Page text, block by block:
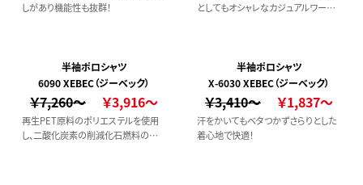
しがあり機能性も抜群！
としてもオシャレなカジュアルワーク
半袖ポロシャツ
6090 XEBEC（ジーベック）
￥7,260～ ￥3,916～
再生PET原料のポリエステルを使用
し、二酸化炭素の削減化石燃料の使
半袖ポロシャツ
X-6030 XEBEC（ジーベック）
￥3,410～ ￥1,837～
汗をかいてもベタつかずさらりとした
着心地で快適！